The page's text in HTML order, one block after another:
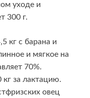
уходе и
300 г.
кг с барана и
и мягкое на
70%.
за лактацию.
овец